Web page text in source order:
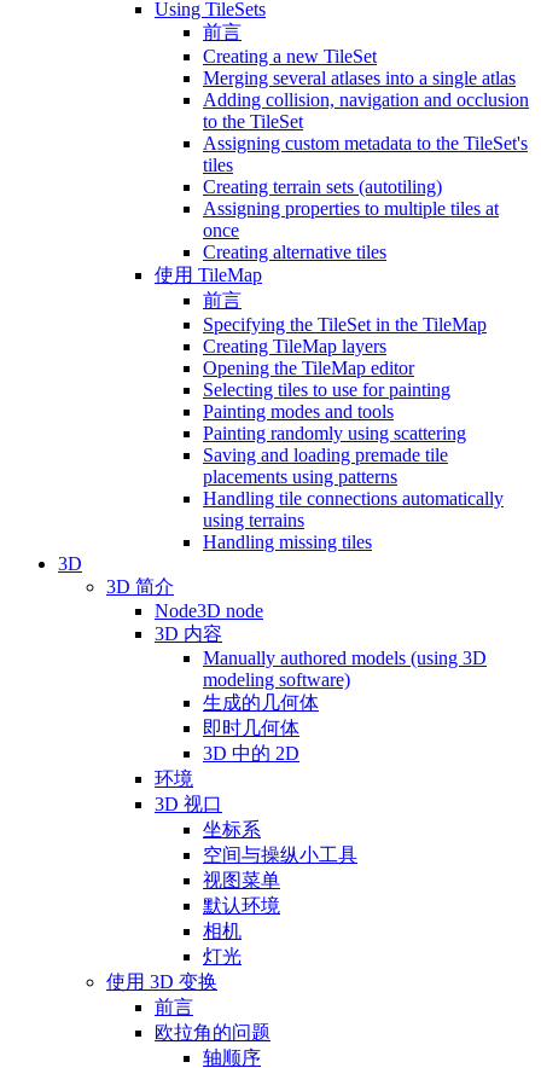
Using TileSets
前言
Creating a new TileSet
Merging several atlases into a single atlas
Adding collision, navigation and occlusion
to the TileSet
Assigning custom metadata to the TileSet's
tiles
Creating terrain sets (autotiling)
Assigning properties to multiple tiles at
once
Creating alternative tiles
使用 TileMap
前言
Specifying the TileSet in the TileMap
Creating TileMap layers
Opening the TileMap editor
Selecting tiles to use for painting
Painting modes and tools
Painting randomly using scattering
Saving and loading premade tile
placements using patterns
Handling tile connections automatically
using terrains
Handling missing tiles
3D
3D 简介
Node3D node
3D 内容
Manually authored models (using 3D
modeling software)
生成的几何体
即时几何体
3D 中的 2D
环境
3D 视口
坐标系
空间与操纵小工具
视图菜单
默认环境
相机
灯光
使用 3D 变换
前言
欧拉角的问题
轴顺序